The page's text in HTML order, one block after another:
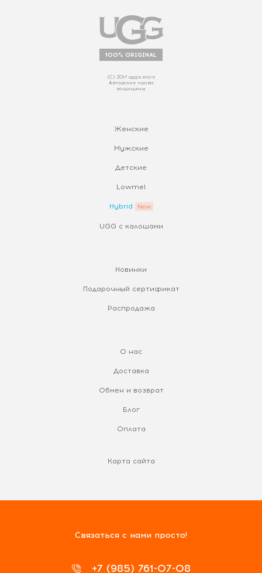
100% ORIGINAL
(С) 2017 uggs.store
Авторские права
защищены
Женские
Мужские
Детские
Lowmel
Hybrid
UGG с калошами
Новинки
Подарочный сертификат
Распродажа
О нас
Доставка
Обмен и возврат
Блог
Оплата
Карта сайта
Связаться с нами просто!
+7 (985) 761-07-08